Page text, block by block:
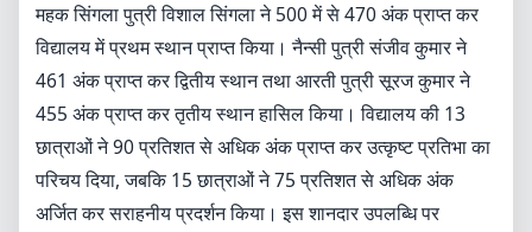
महक सिंगला पुत्री विशाल सिंगला ने 500 में से 470 अंक प्राप्त कर
विद्यालय में प्रथम स्थान प्राप्त किया। नैन्सी पुत्री संजीव कुमार ने
461 अंक प्राप्त कर द्वितीय स्थान तथा आरती पुत्री सूरज कुमार ने
455 अंक प्राप्त कर तृतीय स्थान हासिल किया। विद्यालय की 13
छात्राओं ने 90 प्रतिशत से अधिक अंक प्राप्त कर उत्कृष्ट प्रतिभा का
परिचय दिया, जबकि 15 छात्राओं ने 75 प्रतिशत से अधिक अंक
अर्जित कर सराहनीय प्रदर्शन किया। इस शानदार उपलब्धि पर